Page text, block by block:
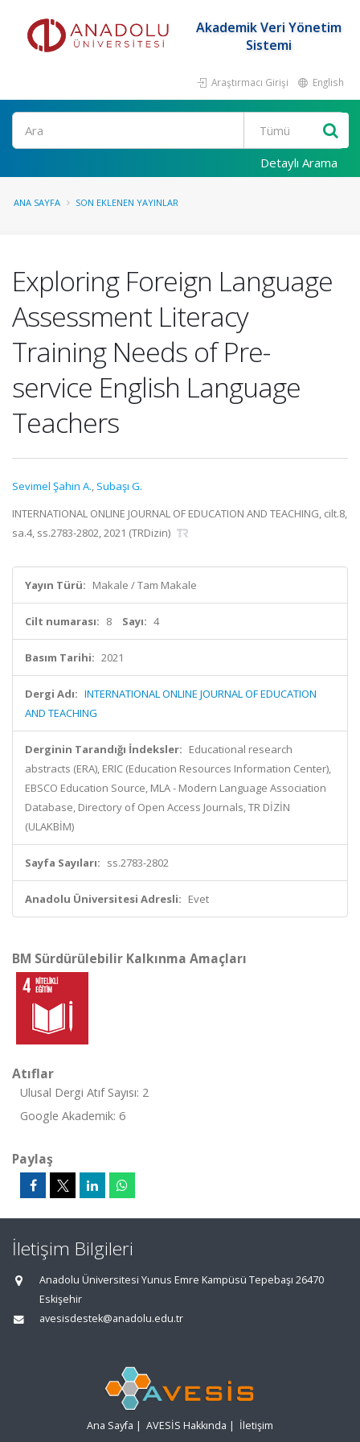
Akademik Veri Yönetim
Sistemi
Araştırmacı Girişi English
Ara
Detaylı Arama
ANA SAYFA SON EKLENEN YAYINLAR
Exploring Foreign Language
Assessment Literacy
Training Needs of Pre-
service English Language
Teachers
Sevimel Şahin A., Subaşı G.
INTERNATIONAL ONLINE JOURNAL OF EDUCATION AND TEACHING, cilt.8,
sa.4, ss.2783-2802, 2021 (TRDizin)
Yayın Türü: Makale / Tam Makale
Cilt numarası: 8 Sayı: 4
Basım Tarihi: 2021
Dergi Adı: INTERNATIONAL ONLINE JOURNAL OF EDUCATION
AND TEACHING
Derginin Tarandığı İndeksler: Educational research
abstracts (ERA), ERIC (Education Resources Information Center),
EBSCO Education Source, MLA - Modern Language Association
Database, Directory of Open Access Journals, TR DİZİN
(ULAKBİM)
Sayfa Sayıları: ss.2783-2802
Anadolu Üniversitesi Adresli: Evet
BM Sürdürülebilir Kalkınma Amaçları
Atıflar
Ulusal Dergi Atıf Sayısı: 2
Google Akademik: 6
Paylaş
İletişim Bilgileri
Anadolu Üniversitesi Yunus Emre Kampüsü Tepebaşı 26470
Eskişehir
avesisdestek@anadolu.edu.tr
Ana Sayfa | AVESİS Hakkında | İletişim